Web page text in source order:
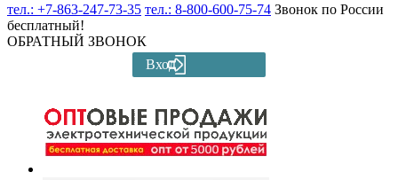
тел.: +7-863-247-73-35 тел.: 8-800-600-75-74 Звонок по России
бесплатный!
ОБРАТНЫЙ ЗВОНОК
Вход